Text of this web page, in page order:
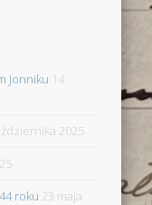
Jonniku 14
2025
roku 23 maja